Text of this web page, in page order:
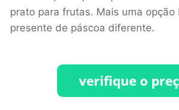
prato para frutas. Mais uma opção
presente de páscoa diferente.